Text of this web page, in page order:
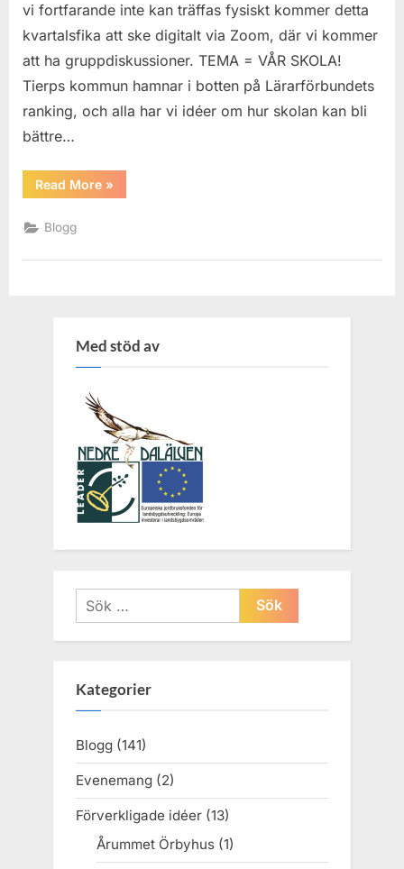
vi fortfarande inte kan träffas fysiskt kommer detta
kvartalsfika att ske digitalt via Zoom, där vi kommer
att ha gruppdiskussioner. TEMA = VÅR SKOLA!
Tierps kommun hamnar i botten på Lärarförbundets
ranking, och alla har vi idéer om hur skolan kan bli
bättre…
Read More“Kvartalsfika
10/5
»
Blogg
Med stöd av
Sök
efter:
Kategorier
Blogg (141)
Evenemang (2)
Förverkligade idéer (13)
Årummet Örbyhus(1)